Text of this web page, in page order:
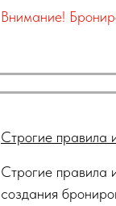
Внимание!
Строгие правила
Строгие правила
создания